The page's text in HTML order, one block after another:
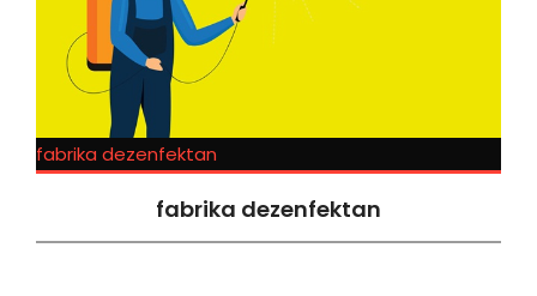
fabrika dezenfektan
fabrika dezenfektan